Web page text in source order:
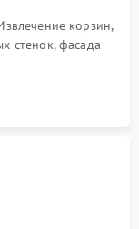
корзин,
стенок, фасада
помпе.